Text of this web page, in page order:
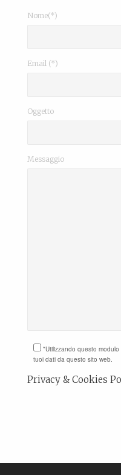
Nome(*)
Email (*)
Oggetto
Messaggio
*Utilizzando questo
tuoi dati da questo sito web.
Privacy & Cookies